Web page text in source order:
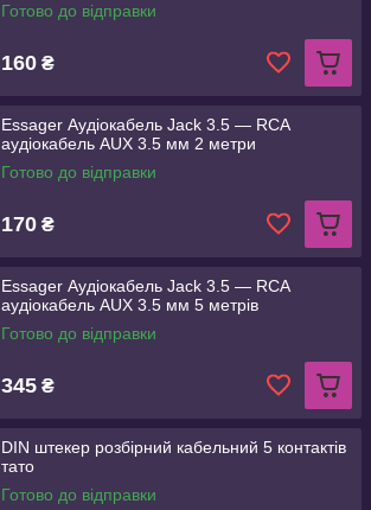
Готово до відправки
160 ₴
Essager Аудіокабель Jack 3.5 — RCA
аудіокабель AUX 3.5 мм 2 метри
Готово до відправки
170 ₴
Essager Аудіокабель Jack 3.5 — RCA
аудіокабель AUX 3.5 мм 5 метрів
Готово до відправки
345 ₴
DIN штекер розбірний кабельний 5 контактів
тато
Готово до відправки